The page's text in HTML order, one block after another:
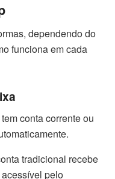
dependendo do
funciona em cada
conta corrente ou
tradicional recebe
acessível pelo